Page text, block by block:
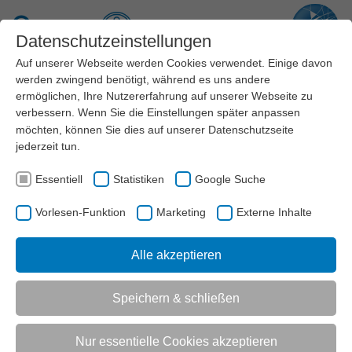
Zum Hauptinhalt springen
Suche
Menü
News
Der Landessportbund NRW veröffentlicht regelmäßig
Nachrichten und Meldungen, mit denen sich Vertreter
aus den Mitgliedsorganisationen, den Sportvereinen,
der Politik, den Medien und andere Interessierte ein
stets aktuelles Bild über den organisierten Sport in
AKTUELL:
Datenschutzeinstellungen
Auf unserer Webseite werden Cookies verwendet. Einige davon
werden zwingend benötigt, während es uns andere
ermöglichen, Ihre Nutzererfahrung auf unserer Webseite zu
verbessern. Wenn Sie die Einstellungen später anpassen
möchten, können Sie dies auf unserer Datenschutzseite
jederzeit tun.
Essentiell Statistiken Google Suche
Vorlesen-Funktion Marketing Externe Inhalte
Alle akzeptieren
Speichern & schließen
Nur essentielle Cookies akzeptieren